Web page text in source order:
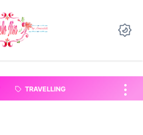
TRAVELLING